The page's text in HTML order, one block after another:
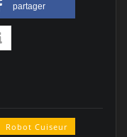
partager
Robot Cuiseur